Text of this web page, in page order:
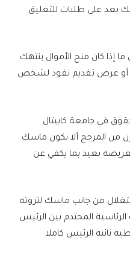
بعد على طلبات للتعليق
إذا كان منح الأموال ينتهك
أو عرض تقديم نقود لشخص
في جامعة كابيتال
إن من المرجح ألا يكون ماسك
بعيد بما يكفي عن
من جانب ماسك لثروته
الرئاسية المحتدم بين الرئيس
نائبة الرئيس كاملا